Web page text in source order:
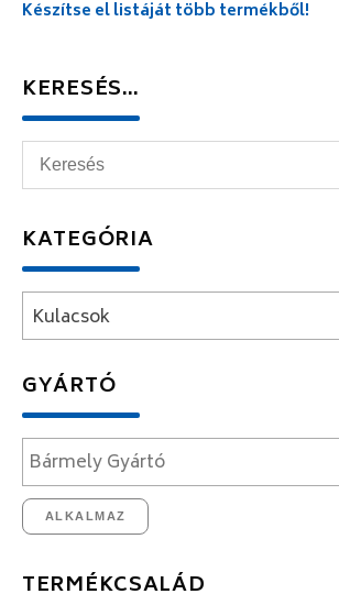
Készítse el listáját több termékből!
KERESÉS…
KATEGÓRIA
Kulacsok
GYÁRTÓ
ALKALMAZ
TERMÉKCSALÁD